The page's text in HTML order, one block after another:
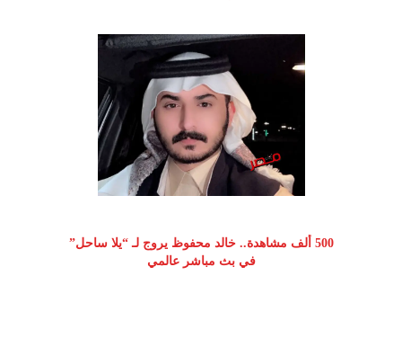
500 ألف مشاهدة.. خالد محفوظ يروج لـ “يلا ساحل”
في بث مباشر عالمي